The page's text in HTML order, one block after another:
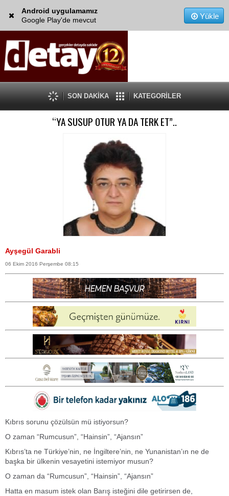
Android uygulamamız
Google Play'de mevcut
Yükle
SON DAKİKA KATEGORİLER
“YA SUSUP OTUR YA DA TERK ET”..
Ayşegül Garabli
06 Ekim 2016 Perşembe 08:15
Kıbrıs sorunu çözülsün mü istiyorsun?
O zaman “Rumcusun”, “Hainsin”, “Ajansın”
Kıbrıs’ta ne Türkiye’nin, ne İngiltere’nin, ne Yunanistan’ın ne de
başka bir ülkenin vesayetini istemiyor musun?
O zaman da “Rumcusun”, “Hainsin”, “Ajansın”
Hatta en masum istek olan Barış isteğini dile getirirsen de,